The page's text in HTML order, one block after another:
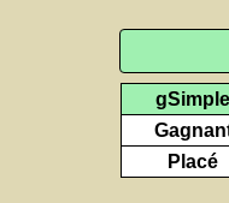
gSimple
Placé